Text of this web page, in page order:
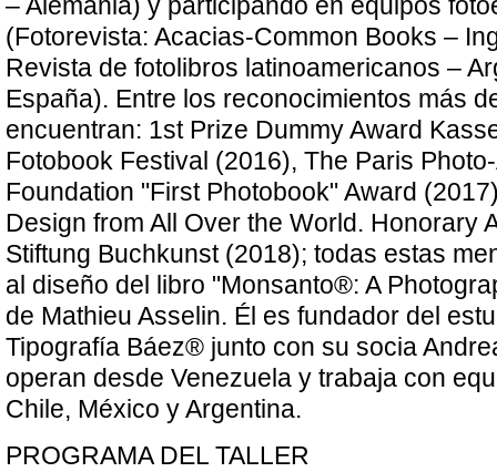
– Alemania) y participando en equipos
(Fotorevista: Acacias-Common Books –
Revista de fotolibros latinoamericanos –
España). Entre los reconocimientos más
encuentran: 1st Prize Dummy Award
Fotobook Festival (2016), The Paris
Foundation "First Photobook" Award
Design from All Over the World. Honorary
Stiftung Buchkunst (2018); todas estas
al diseño del libro "Monsanto®: A
de Mathieu Asselin. Él es fundador del
Tipografía Báez® junto con su socia
operan desde Venezuela y trabaja con
Chile, México y Argentina.
PROGRAMA DEL TALLER